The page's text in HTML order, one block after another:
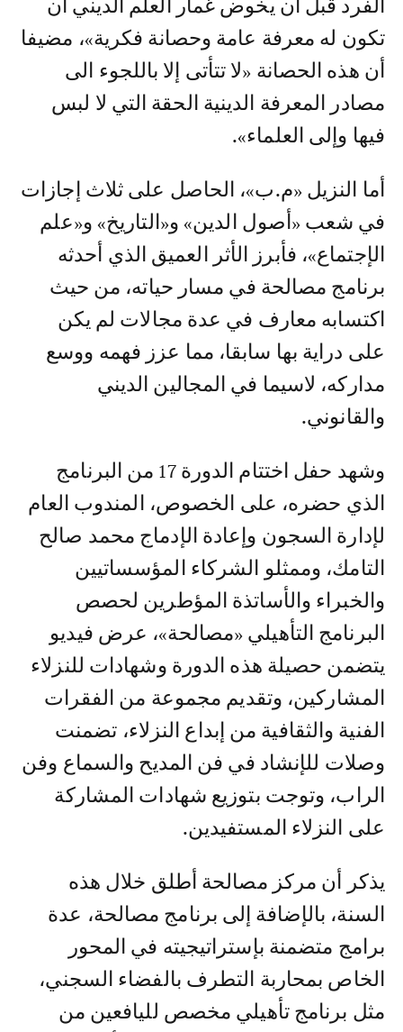
الفرد قبل أن يخوض غمار العلم الديني أن
تكون له معرفة عامة وحصانة فكرية»، مضيفا
أن هذه الحصانة «لا تتأتى إلا باللجوء الى
مصادر المعرفة الدينية الحقة التي لا لبس
فيها وإلى العلماء».
أما النزيل «م.ب»، الحاصل على ثلاث إجازات
في شعب «أصول الدين» و«التاريخ» و«علم
الإجتماع»، فأبرز الأثر العميق الذي أحدثه
برنامج مصالحة في مسار حياته، من حيث
اكتسابه معارف في عدة مجالات لم يكن
على دراية بها سابقا، مما عزز فهمه ووسع
مداركه، لاسيما في المجالين الديني
والقانوني.
وشهد حفل اختتام الدورة 17 من البرنامج
الذي حضره، على الخصوص، المندوب العام
لإدارة السجون وإعادة الإدماج محمد صالح
التامك، وممثلو الشركاء المؤسساتيين
والخبراء والأساتذة المؤطرين لحصص
البرنامج التأهيلي «مصالحة»، عرض فيديو
يتضمن حصيلة هذه الدورة وشهادات للنزلاء
المشاركين، وتقديم مجموعة من الفقرات
الفنية والثقافية من إبداع النزلاء، تضمنت
وصلات للإنشاد في فن المديح والسماع وفن
الراب، وتوجت بتوزيع شهادات المشاركة
على النزلاء المستفيدين.
يذكر أن مركز مصالحة أطلق خلال هذه
السنة، بالإضافة إلى برنامج مصالحة، عدة
برامج متضمنة بإستراتيجيته في المحور
الخاص بمحاربة التطرف بالفضاء السجني،
مثل برنامج تأهيلي مخصص لليافعين من